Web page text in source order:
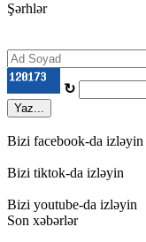
Şərhlər
↻
Yaz...
Bizi facebook-da izləyin
Bizi tiktok-da izləyin
Bizi youtube-da izləyin
Son xəbərlər